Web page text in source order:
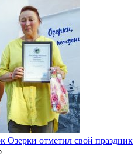
Озерки отметил свой праздник